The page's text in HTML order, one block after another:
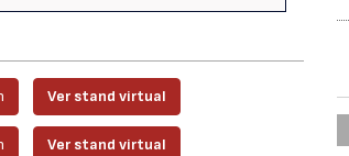
Ver stand virtual
Ver stand virtual